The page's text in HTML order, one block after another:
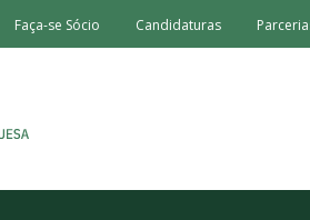
Faça-se Sócio Candidaturas